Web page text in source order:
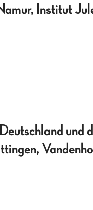
Institut
und